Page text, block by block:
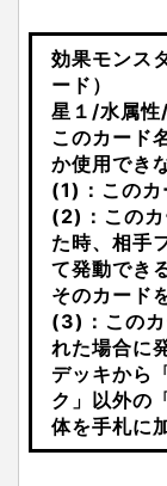
効果モンス
ード）
星１/水属
このカード
か使用でき
(1)：このカ
(2)：このカ
た時、相手
て発動できる
そのカード
(3)：このカ
れた場合に
デッキから
ク」以外の
体を手札に